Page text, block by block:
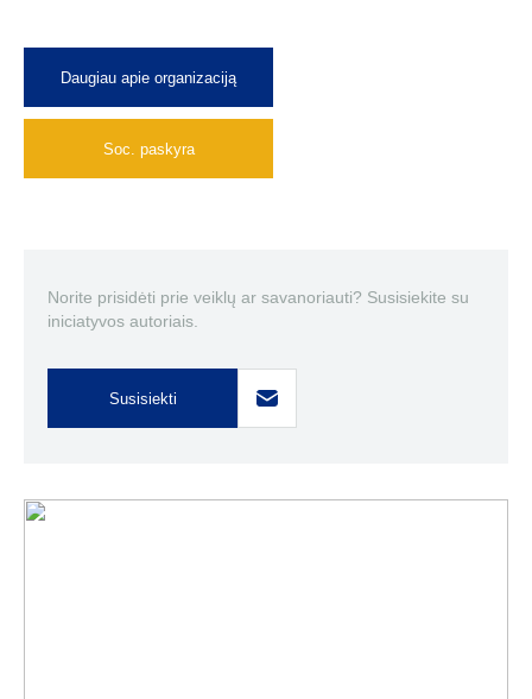
Daugiau apie organizaciją
Soc. paskyra
Norite prisidėti prie veiklų ar savanoriauti? Susisiekite su
iniciatyvos autoriais.
Susisiekti